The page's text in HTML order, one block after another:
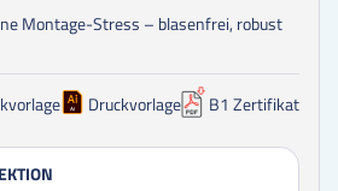
Montage-Stress – blasenfrei, robust
Druckvorlage B1 Zertifikat